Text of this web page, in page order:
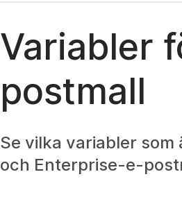
Variabler
postmall
Se vilka variabler
och Enterprise-e-